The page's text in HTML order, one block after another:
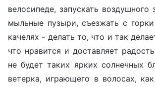
велосипеде, запускать воздушного
мыльные пузыри, съезжать с
качелях - делать то, что и так
что нравится и доставляет
не будет таких ярких солнечных
ветерка, играющего в волосах,